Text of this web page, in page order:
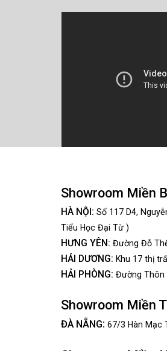
Showroom Miền
HÀ NỘI: Số 117 D4,
Tiểu Học Đại Từ )
HƯNG YÊN: Đường Đỗ
HẢI DƯƠNG: Khu 17 thị
HẢI PHÒNG: Đường Thôn
Showroom Miền
ĐÀ NẴNG: 67/3 Hàn Mạc